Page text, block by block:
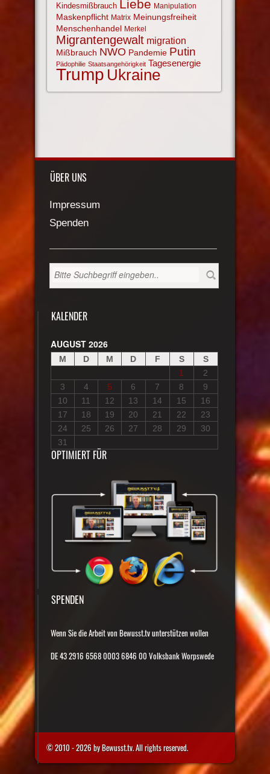
Kindesmißbrauch Liebe Manipulation
Maskenpflicht Matrix Meinungsfreiheit
Menschenhandel Merkel
Migrantengewalt migration
Mißbrauch NWO Pandemie Putin
Pädophilie Staatsangehörigkeit Tagesenergie
Trump Ukraine
ÜBER UNS
Impressum
Spenden
KALENDER
AUGUST 2026
M D M D F S
S
1
2
3
4 5 6 7 8
9
10
11 12 13 14 15
16
17
18 19 20 21 22
23
24
25 26 27 28 29
30
31
OPTIMIERT FÜR
SPENDEN
Wenn Sie die Arbeit von Bewusst.tv unterstützen wollen
DE 43 2916 6568 0003 6846 00 Volksbank Worpswede
© 2010 - 2026 by Bewusst.tv. All rights reserved.